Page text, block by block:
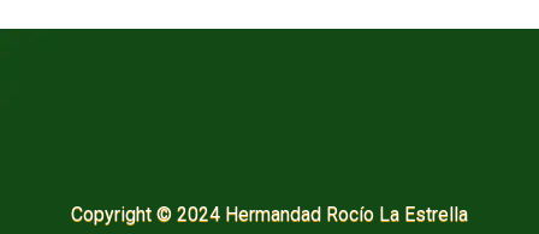
Copyright © 2024 Hermandad Rocío La Estrella